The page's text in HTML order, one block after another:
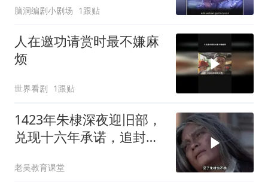
脑洞编剧小剧场 1跟贴
人在邀功请赏时最不嫌麻
烦
世界看剧 1跟贴
1423年朱棣深夜迎旧部，
兑现十六年承诺，追封死
老吴教育课堂